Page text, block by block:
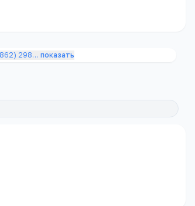
298… показать